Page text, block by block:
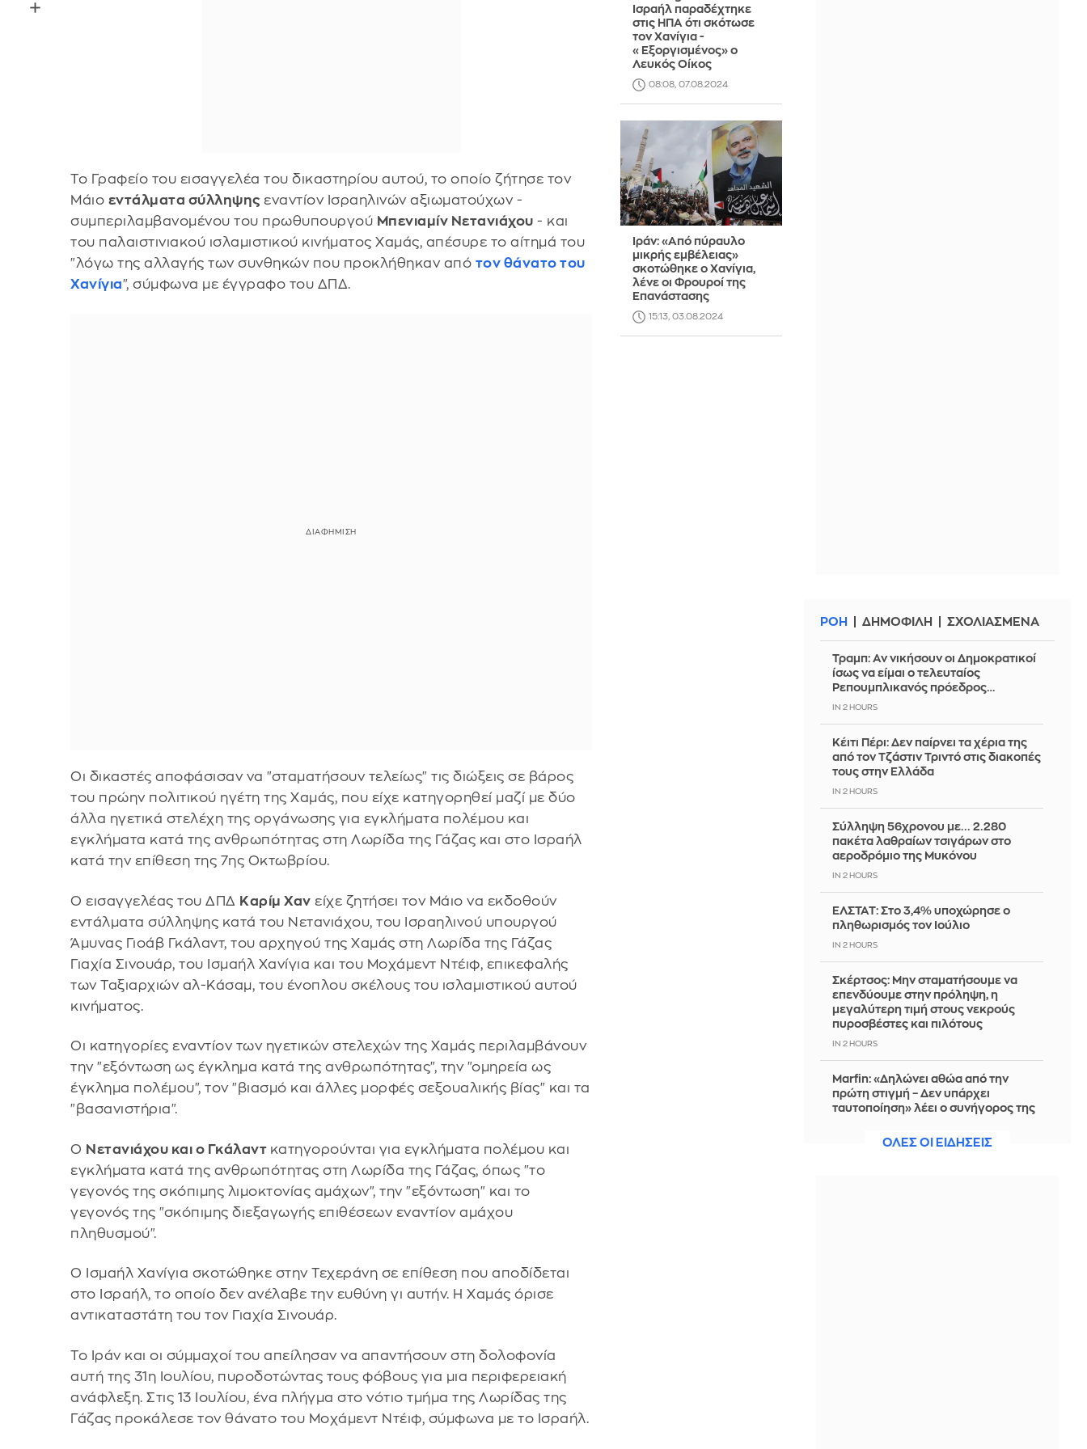
Το Γραφείο του εισαγγελέα του δικαστηρίου αυτού, το οποίο ζήτησε τον
Μάιο εντάλματα σύλληψης εναντίον Ισραηλινών αξιωματούχων -
συμπεριλαμβανομένου του πρωθυπουργού Μπενιαμίν Νετανιάχου - και
του παλαιστινιακού ισλαμιστικού κινήματος Χαμάς, απέσυρε το αίτημά του
"λόγω της αλλαγής των συνθηκών που προκλήθηκαν από τον θάνατο του
Χανίγια", σύμφωνα με έγγραφο του ΔΠΔ.
Οι δικαστές αποφάσισαν να "σταματήσουν τελείως" τις διώξεις σε βάρος
του πρώην πολιτικού ηγέτη της Χαμάς, που είχε κατηγορηθεί μαζί με δύο
άλλα ηγετικά στελέχη της οργάνωσης για εγκλήματα πολέμου και
εγκλήματα κατά της ανθρωπότητας στη Λωρίδα της Γάζας και στο Ισραήλ
κατά την επίθεση της 7ης Οκτωβρίου.
Ο εισαγγελέας του ΔΠΔ Καρίμ Χαν είχε ζητήσει τον Μάιο να εκδοθούν
εντάλματα σύλληψης κατά του Νετανιάχου, του Ισραηλινού υπουργού
Άμυνας Γιοάβ Γκάλαντ, του αρχηγού της Χαμάς στη Λωρίδα της Γάζας
Γιαχία Σινουάρ, του Ισμαήλ Χανίγια και του Μοχάμεντ Ντέιφ, επικεφαλής
των Ταξιαρχιών αλ-Κάσαμ, του ένοπλου σκέλους του ισλαμιστικού αυτού
κινήματος.
Οι κατηγορίες εναντίον των ηγετικών στελεχών της Χαμάς περιλαμβάνουν
την "εξόντωση ως έγκλημα κατά της ανθρωπότητας", την "ομηρεία ως
έγκλημα πολέμου", τον "βιασμό και άλλες μορφές σεξουαλικής βίας" και τα
"βασανιστήρια".
Ο Νετανιάχου και ο Γκάλαντ κατηγορούνται για εγκλήματα πολέμου και
εγκλήματα κατά της ανθρωπότητας στη Λωρίδα της Γάζας, όπως "το
γεγονός της σκόπιμης λιμοκτονίας αμάχων", την "εξόντωση" και το
γεγονός της "σκόπιμης διεξαγωγής επιθέσεων εναντίον αμάχου
πληθυσμού".
Ο Ισμαήλ Χανίγια σκοτώθηκε στην Τεχεράνη σε επίθεση που αποδίδεται
στο Ισραήλ, το οποίο δεν ανέλαβε την ευθύνη γι αυτήν. Η Χαμάς όρισε
αντικαταστάτη του τον Γιαχία Σινουάρ.
Το Ιράν και οι σύμμαχοί του απείλησαν να απαντήσουν στη δολοφονία
αυτή της 31η Ιουλίου, πυροδοτώντας τους φόβους για μια περιφερειακή
ανάφλεξη. Στις 13 Ιουλίου, ένα πλήγμα στο νότιο τμήμα της Λωρίδας της
Γάζας προκάλεσε τον θάνατο του Μοχάμεντ Ντέιφ, σύμφωνα με το Ισραήλ.
Ισραήλ παραδέχτηκε
στις ΗΠΑ ότι σκότωσε
τον Χανίγια -
«Εξοργισμένος» ο
Λευκός Οίκος
08:08, 07.08.2024
Ιράν: «Από πύραυλο
μικρής εμβέλειας»
σκοτώθηκε ο Χανίγια,
λένε οι Φρουροί της
Επανάστασης
15:13, 03.08.2024
ΡΟΗ ΔΗΜΟΦΙΛΗ ΣΧΟΛΙΑΣΜΕΝΑ
Τραμπ: Αν νικήσουν οι Δημοκρατικοί
ίσως να είμαι ο τελευταίος
Ρεπουμπλικανός πρόεδρος…
IN 2 HOURS
Κέιτι Πέρι: Δεν παίρνει τα χέρια της
από τον Τζάστιν Τριντό στις διακοπές
τους στην Ελλάδα
IN 2 HOURS
Σύλληψη 56χρονου με... 2.280
πακέτα λαθραίων τσιγάρων στο
αεροδρόμιο της Μυκόνου
IN 2 HOURS
ΕΛΣΤΑΤ: Στο 3,4% υποχώρησε ο
πληθωρισμός τον Ιούλιο
IN 2 HOURS
Σκέρτσος: Μην σταματήσουμε να
επενδύουμε στην πρόληψη, η
μεγαλύτερη τιμή στους νεκρούς
πυροσβέστες και πιλότους
IN 2 HOURS
Marfin: «Δηλώνει αθώα από την
πρώτη στιγμή – Δεν υπάρχει
ταυτοποίηση» λέει ο συνήγορος της
ΟΛΕΣ ΟΙ ΕΙΔΗΣΕΙΣ